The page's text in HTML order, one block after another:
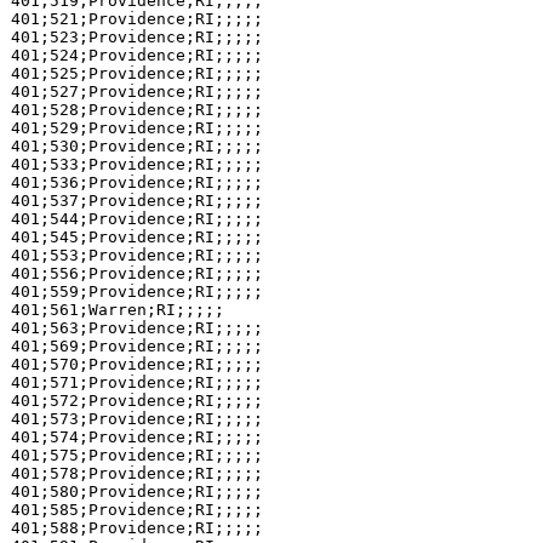
401;521;Providence;RI;;;;;
401;523;Providence;RI;;;;;
401;524;Providence;RI;;;;;
401;525;Providence;RI;;;;;
401;527;Providence;RI;;;;;
401;528;Providence;RI;;;;;
401;529;Providence;RI;;;;;
401;530;Providence;RI;;;;;
401;533;Providence;RI;;;;;
401;536;Providence;RI;;;;;
401;537;Providence;RI;;;;;
401;544;Providence;RI;;;;;
401;545;Providence;RI;;;;;
401;553;Providence;RI;;;;;
401;556;Providence;RI;;;;;
401;559;Providence;RI;;;;;
401;561;Warren;RI;;;;;
401;563;Providence;RI;;;;;
401;569;Providence;RI;;;;;
401;570;Providence;RI;;;;;
401;571;Providence;RI;;;;;
401;572;Providence;RI;;;;;
401;573;Providence;RI;;;;;
401;574;Providence;RI;;;;;
401;575;Providence;RI;;;;;
401;578;Providence;RI;;;;;
401;580;Providence;RI;;;;;
401;585;Providence;RI;;;;;
401;588;Providence;RI;;;;;